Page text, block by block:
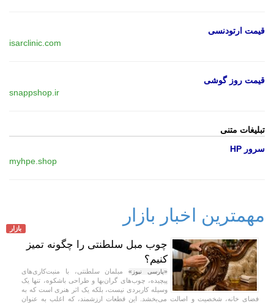
قیمت ارتودنسی
isarclinic.com
قیمت روز گوشی
snappshop.ir
تبلیغات متنی
سرور HP
myhpe.shop
مهمترین اخبار بازار
بازار
چوب مبل سلطنتی را چگونه تمیز
کنیم؟
«پارسی نیوز»مبلمان سلطنتی، با منبت‌کاری‌های
پیچیده، چوب‌های گران‌بها و طراحی باشکوه، تنها یک
وسیله کاربردی نیست، بلکه یک اثر هنری است که به
فضای خانه، شخصیت و اصالت می‌بخشد. این قطعات ارزشمند، که اغلب به عنوان